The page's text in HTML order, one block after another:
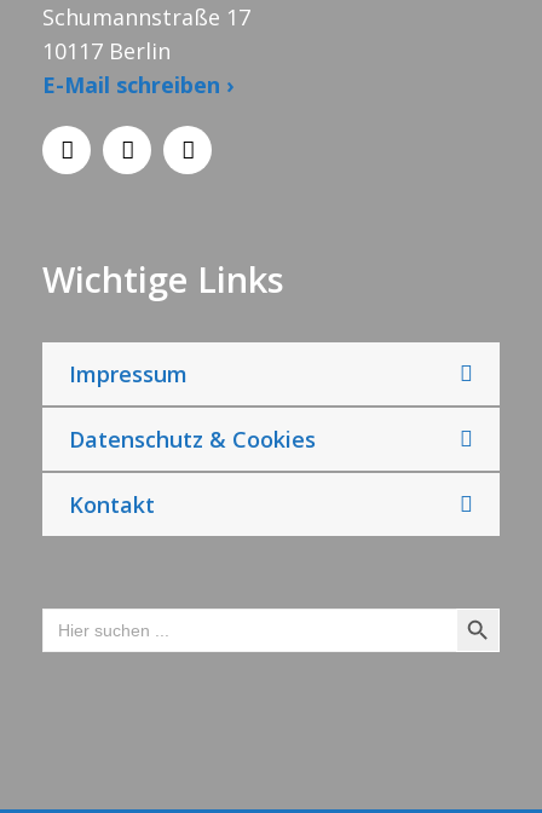
Schumannstraße 17
10117 Berlin
E-Mail schreiben ›
Wichtige Links
Impressum
Datenschutz & Cookies
Kontakt
Search
for:
Search Button